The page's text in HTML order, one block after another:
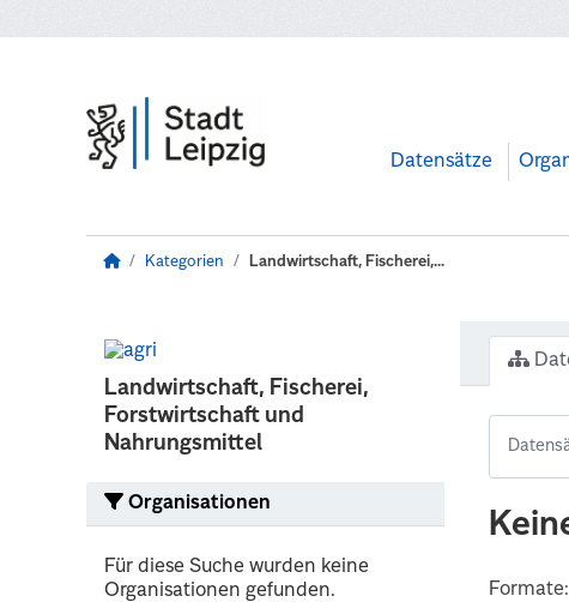
Datensätze
Kategorien Landwirtschaft, Fischerei,...
Landwirtschaft, Fischerei,
Forstwirtschaft und
Nahrungsmittel
Organisationen
Für diese Suche wurden keine
Organisationen gefunden.
Formate: